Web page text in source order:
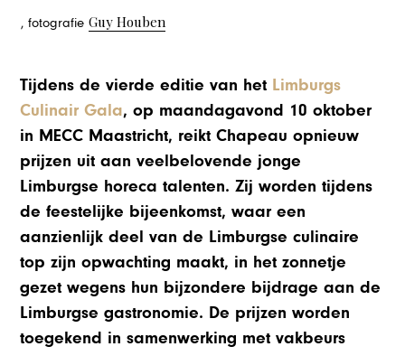
, fotografieGuy Houben
Tijdens de vierde editie van het Limburgs
Culinair Gala, op maandagavond 10 oktober
in MECC Maastricht, reikt Chapeau opnieuw
prijzen uit aan veelbelovende jonge
Limburgse horeca talenten. Zij worden tijdens
de feestelijke bijeenkomst, waar een
aanzienlijk deel van de Limburgse culinaire
top zijn opwachting maakt, in het zonnetje
gezet wegens hun bijzondere bijdrage aan de
Limburgse gastronomie. De prijzen worden
toegekend in samenwerking met vakbeurs